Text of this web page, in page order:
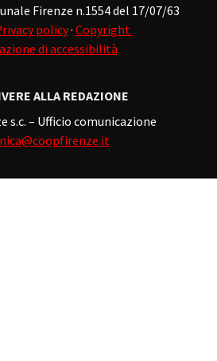
Firenze n.1554 del 17/07/63
policy· Copyright
di accessibilità
ALLA REDAZIONE
s.c. – Ufficio comunicazione